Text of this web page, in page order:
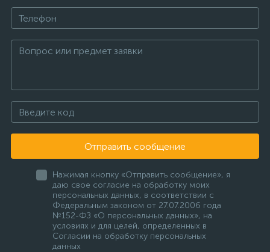
Отправить сообщение
Нажимая кнопку «Отправить сообщение», я
даю свое согласие на обработку моих
персональных данных, в соответствии с
Федеральным законом от 27.07.2006 года
№152-ФЗ «О персональных данных», на
условиях и для целей, определенных в
Согласии на обработку персональных
данных